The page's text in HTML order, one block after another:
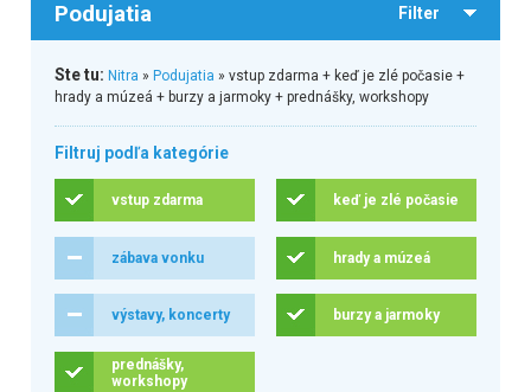
Podujatia Filter
Ste tu: Nitra » Podujatia » vstup zdarma + keď je zlé počasie +
hrady a múzeá + burzy a jarmoky + prednášky, workshopy
Filtruj podľa kategórie
vstup zdarma keď je zlé počasie
zábava vonku hrady a múzeá
výstavy, koncerty burzy a jarmoky
prednášky,
workshopy